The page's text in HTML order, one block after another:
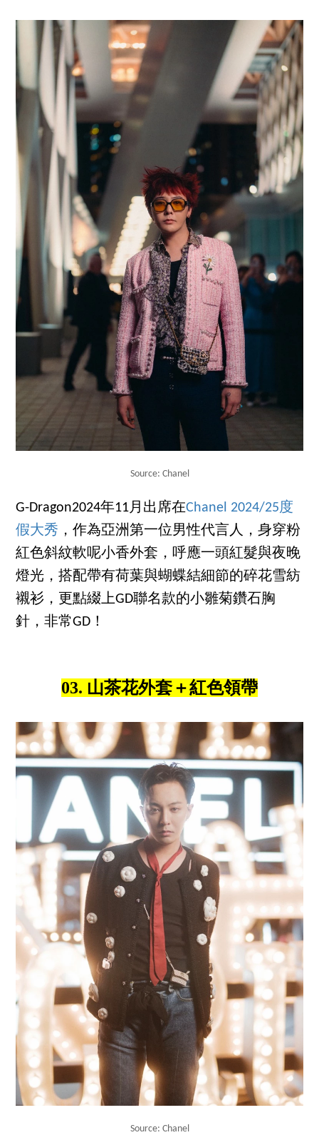
Source: Chanel
G-Dragon2024年11月出席在Chanel 2024/25度
假大秀 ，作為亞洲第一位男性代言人，身穿粉
紅色斜紋軟呢小香外套，呼應一頭紅髮與夜晚
燈光，搭配帶有荷葉與蝴蝶結細節的碎花雪紡
襯衫，更點綴上GD聯名款的小雛菊鑽石胸
針，非常GD！
03. 山茶花外套＋紅色領帶
Source: Chanel